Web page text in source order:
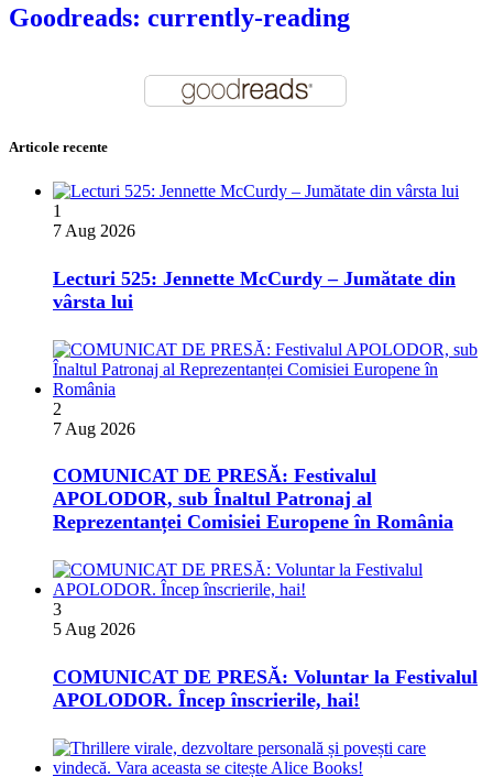
Goodreads: currently-reading
Articole recente
1
7 Aug 2026
Lecturi 525: Jennette McCurdy – Jumătate din
vârsta lui
2
7 Aug 2026
COMUNICAT DE PRESĂ: Festivalul
APOLODOR, sub Înaltul Patronaj al
Reprezentanței Comisiei Europene în România
3
5 Aug 2026
COMUNICAT DE PRESĂ: Voluntar la Festivalul
APOLODOR. Încep înscrierile, hai!